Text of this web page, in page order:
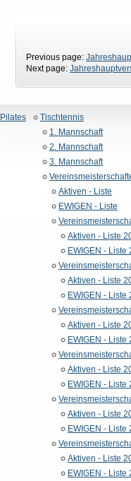
Previous page:
Next page:
Pilates
Tischtennis
1. Mannschaft
2. Mannschaft
3. Mannschaft
Aktiven - Liste
EWIGEN - Liste
Aktiven - Liste
EWIGEN - Liste
Aktiven - Liste
EWIGEN - Liste
Aktiven - Liste
EWIGEN - Liste
Aktiven - Liste
EWIGEN - Liste
Aktiven - Liste
EWIGEN - Liste
Aktiven - Liste
EWIGEN - Liste